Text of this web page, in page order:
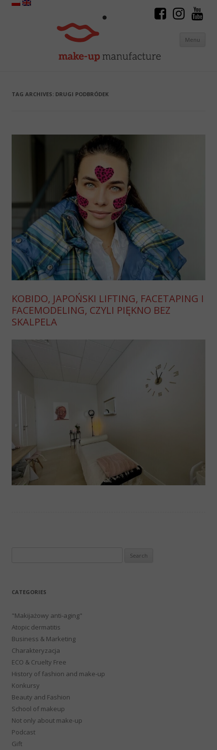
Menu
TAG ARCHIVES: DRUGI PODBRÓDEK
KOBIDO, JAPOŃSKI LIFTING, FACETAPING I
FACEMODELING, CZYLI PIĘKNO BEZ
SKALPELA
CATEGORIES
"Makijażowy anti-aging"
Atopic dermatitis
Business & Marketing
Charakteryzacja
ECO & Cruelty Free
History of fashion and make-up
Konkursy
Beauty and Fashion
School of makeup
Not only about make-up
Podcast
Gift